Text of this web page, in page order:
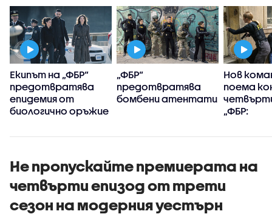
Екипът на „ФБР“
предотвратява
епидемия от
биологично оръжие
„ФБР“
предотвратява
бомбени атентати
Нов
поема
„ФБР:
Не пропускайте премиерата на
четвърти епизод от трети
сезон на модерния уестърн